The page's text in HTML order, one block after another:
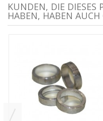
KUNDEN, DIE DIESES
HABEN, HABEN AUCH